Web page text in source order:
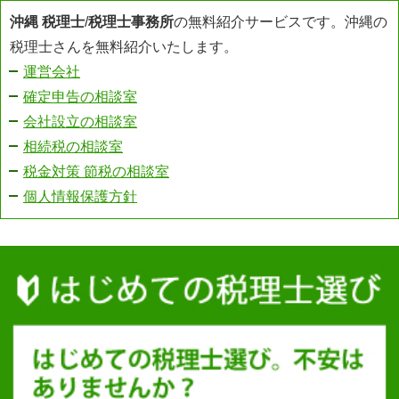
沖縄 税理士/税理士事務所の無料紹介サービスです。沖縄の
税理士さんを無料紹介いたします。
運営会社
確定申告の相談室
会社設立の相談室
相続税の相談室
税金対策 節税の相談室
個人情報保護方針